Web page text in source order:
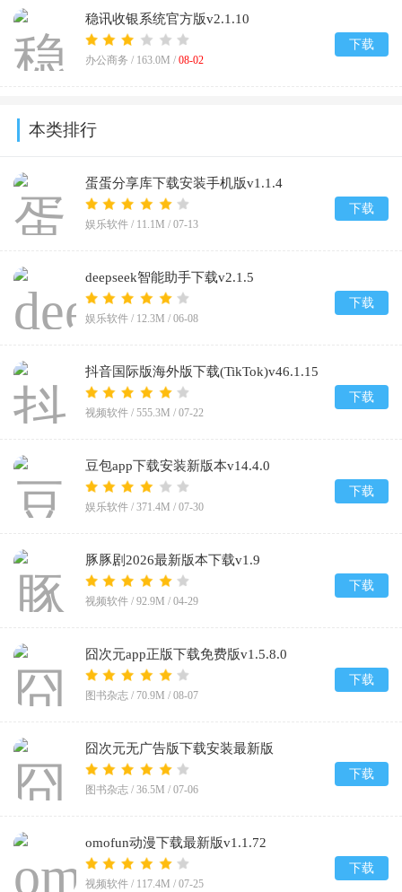
稳讯收银系统官方版v2.1.10
办公商务 / 163.0M / 08-02
下载
本类排行
蛋蛋分享库下载安装手机版v1.1.4
娱乐软件 / 11.1M / 07-13
下载
deepseek智能助手下载v2.1.5
娱乐软件 / 12.3M / 06-08
下载
抖音国际版海外版下载(TikTok)v46.1.15
视频软件 / 555.3M / 07-22
下载
豆包app下载安装新版本v14.4.0
娱乐软件 / 371.4M / 07-30
下载
豚豚剧2026最新版本下载v1.9
视频软件 / 92.9M / 04-29
下载
囧次元app正版下载免费版v1.5.8.0
图书杂志 / 70.9M / 08-07
下载
囧次元无广告版下载安装最新版
2026v1.5.8.0
图书杂志 / 36.5M / 07-06
下载
omofun动漫下载最新版v1.1.72
视频软件 / 117.4M / 07-25
下载